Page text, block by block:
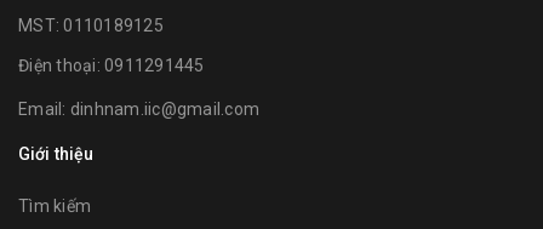
MST: 0110189125
Điện thoại: 0911291445
Email: dinhnam.iic@gmail.com
Giới thiệu
Tìm kiếm